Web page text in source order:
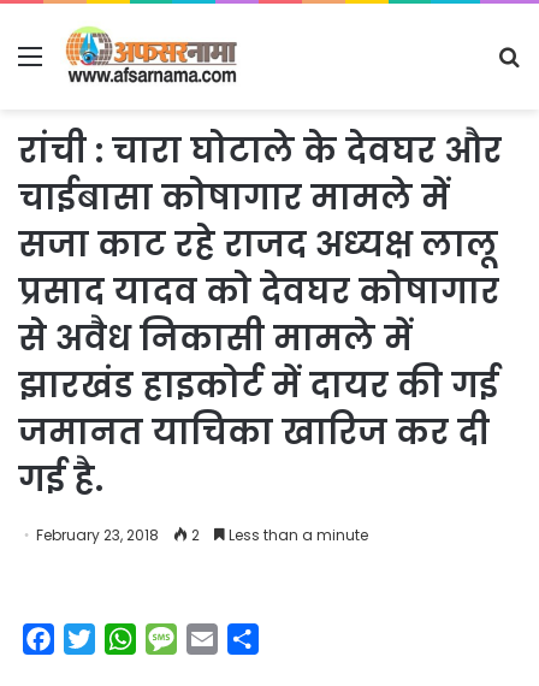
Menu
रांची : चारा घोटाले के देवघर और
चाईबासा कोषागार मामले में
सजा काट रहे राजद अध्‍यक्ष लालू
प्रसाद यादव को देवघर कोषागार
से अवैध निकासी मामले में
झारखंड हाइकोर्ट में दायर की गई
जमानत याचिका खारिज कर दी
गई है.
February 23, 2018 2 Less than a minute
W
M